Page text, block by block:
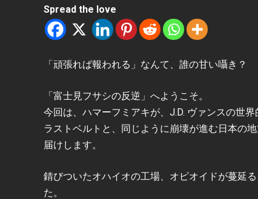
Spread the love
「頑張れば報われる」なんて、誰の甘い囁き？
「富士見フサシの反逆」へようこそ。
今回は、ハマーフミアキが、J.D. ヴァンスの世
ラストベルトと、同じように崩壊が進む日本の
届けします。
錆びついたオハイオの工場、オピオイドが蔓延
た。